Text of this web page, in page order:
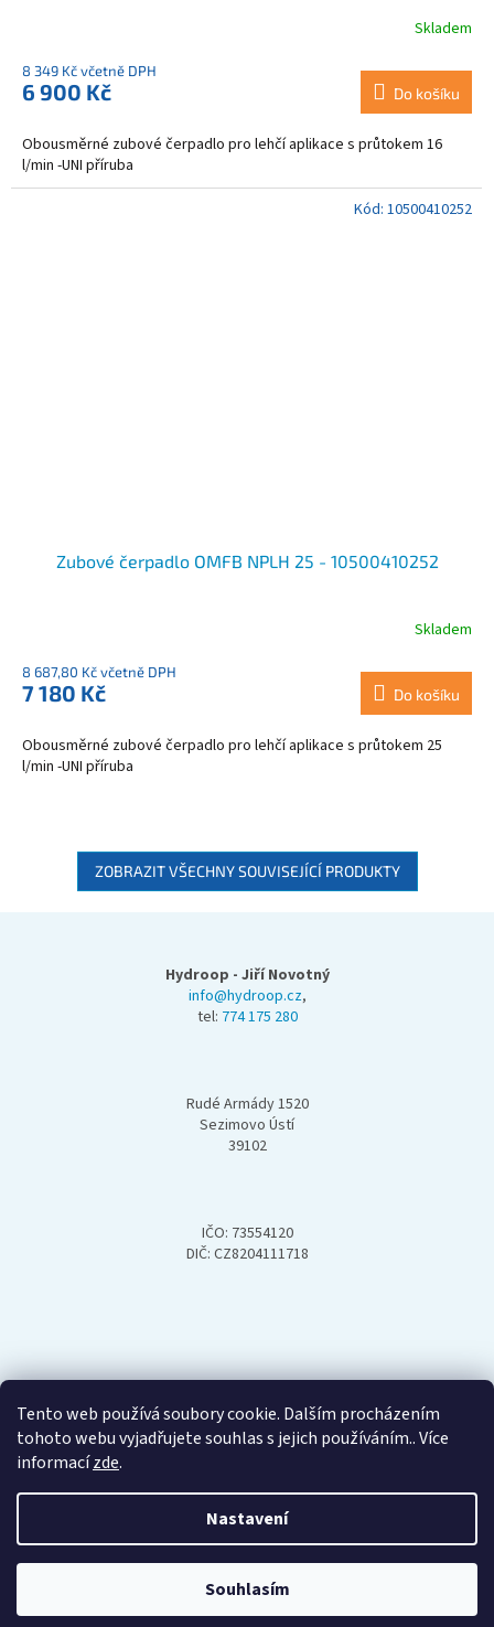
Tento web používá soubory cookie. Dalším procházením
tohoto webu vyjadřujete souhlas s jejich používáním.. Více
informacízde.
Nastavení
Souhlasím
Skladem
8 349 Kč včetně DPH
6 900 Kč Do košíku
Obousměrné zubové čerpadlo pro lehčí aplikace s průtokem 16
l/min -UNI příruba
Zubové čerpadlo OMFB NPLH 25 - 10500410252
Skladem
8 687,80 Kč včetně DPH
7 180 Kč Do košíku
Obousměrné zubové čerpadlo pro lehčí aplikace s průtokem 25
l/min -UNI příruba
Kód: 10500410252
ZOBRAZIT VŠECHNY SOUVISEJÍCÍ PRODUKTY
Hydroop - Jiří Novotný
info@hydroop.cz,
tel: 774 175 280
Rudé Armády 1520
Sezimovo Ústí
39102
IČO: 73554120
DIČ: CZ8204111718
Vytvořil Shoptet
Hydroop. Všechna práva vyhrazena.